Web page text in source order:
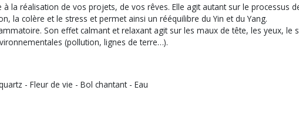
la réalisation de vos projets, de vos rêves. Elle agit autant sur le
la colère et le stress et permet ainsi un rééquilibre du Yin et du Yang.
Son effet calmant et relaxant agit sur les maux de tête, les yeux,
(pollution, lignes de terre…).
- Fleur de vie - Bol chantant - Eau